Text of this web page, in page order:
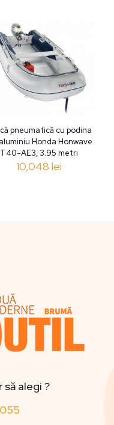
pneumatică cu podina
Honda Honwave
T40-AE3, 3.95 metri
10,048lei
alegi ?